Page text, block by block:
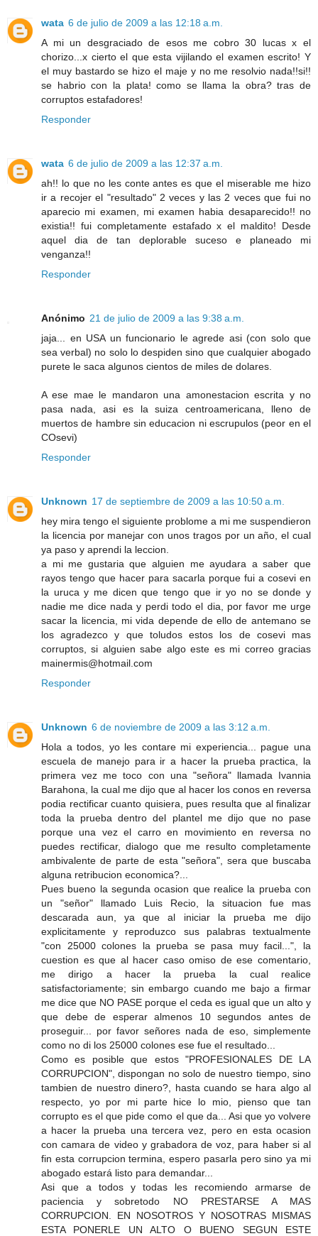
wata 6 de julio de 2009 a las 12:18 a.m.
A mi un desgraciado de esos me cobro 30 lucas x el
chorizo...x cierto el que esta vijilando el examen escrito! Y
el muy bastardo se hizo el maje y no me resolvio nada!!si!!
se habrio con la plata! como se llama la obra? tras de
corruptos estafadores!
Responder
wata 6 de julio de 2009 a las 12:37 a.m.
ah!! lo que no les conte antes es que el miserable me hizo
ir a recojer el "resultado" 2 veces y las 2 veces que fui no
aparecio mi examen, mi examen habia desaparecido!! no
existia!! fui completamente estafado x el maldito! Desde
aquel dia de tan deplorable suceso e planeado mi
venganza!!
Responder
Anónimo 21 de julio de 2009 a las 9:38 a.m.
jaja... en USA un funcionario le agrede asi (con solo que
sea verbal) no solo lo despiden sino que cualquier abogado
purete le saca algunos cientos de miles de dolares.
A ese mae le mandaron una amonestacion escrita y no
pasa nada, asi es la suiza centroamericana, lleno de
muertos de hambre sin educacion ni escrupulos (peor en el
COsevi)
Responder
Unknown 17 de septiembre de 2009 a las 10:50 a.m.
hey mira tengo el siguiente problome a mi me suspendieron
la licencia por manejar con unos tragos por un año, el cual
ya paso y aprendi la leccion.
a mi me gustaria que alguien me ayudara a saber que
rayos tengo que hacer para sacarla porque fui a cosevi en
la uruca y me dicen que tengo que ir yo no se donde y
nadie me dice nada y perdi todo el dia, por favor me urge
sacar la licencia, mi vida depende de ello de antemano se
los agradezco y que toludos estos los de cosevi mas
corruptos, si alguien sabe algo este es mi correo gracias
mainermis@hotmail.com
Responder
Unknown 6 de noviembre de 2009 a las 3:12 a.m.
Hola a todos, yo les contare mi experiencia... pague una
escuela de manejo para ir a hacer la prueba practica, la
primera vez me toco con una "señora" llamada Ivannia
Barahona, la cual me dijo que al hacer los conos en reversa
podia rectificar cuanto quisiera, pues resulta que al finalizar
toda la prueba dentro del plantel me dijo que no pase
porque una vez el carro en movimiento en reversa no
puedes rectificar, dialogo que me resulto completamente
ambivalente de parte de esta "señora", sera que buscaba
alguna retribucion economica?...
Pues bueno la segunda ocasion que realice la prueba con
un "señor" llamado Luis Recio, la situacion fue mas
descarada aun, ya que al iniciar la prueba me dijo
explicitamente y reproduzco sus palabras textualmente
"con 25000 colones la prueba se pasa muy facil...", la
cuestion es que al hacer caso omiso de ese comentario,
me dirigo a hacer la prueba la cual realice
satisfactoriamente; sin embargo cuando me bajo a firmar
me dice que NO PASE porque el ceda es igual que un alto y
que debe de esperar almenos 10 segundos antes de
proseguir... por favor señores nada de eso, simplemente
como no di los 25000 colones ese fue el resultado...
Como es posible que estos "PROFESIONALES DE LA
CORRUPCION", dispongan no solo de nuestro tiempo, sino
tambien de nuestro dinero?, hasta cuando se hara algo al
respecto, yo por mi parte hice lo mio, pienso que tan
corrupto es el que pide como el que da... Asi que yo volvere
a hacer la prueba una tercera vez, pero en esta ocasion
con camara de video y grabadora de voz, para haber si al
fin esta corrupcion termina, espero pasarla pero sino ya mi
abogado estará listo para demandar...
Asi que a todos y todas les recomiendo armarse de
paciencia y sobretodo NO PRESTARSE A MAS
CORRUPCION. EN NOSOTROS Y NOSOTRAS MISMAS
ESTA PONERLE UN ALTO O BUENO SEGUN ESTE